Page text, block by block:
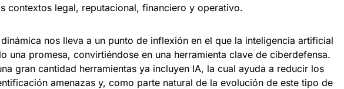
contextos legal, reputacional, financiero y operativo.
nos lleva a un punto de inflexión en el que la inteligencia artificial
una promesa, convirtiéndose en una herramienta clave de ciberdefensa.
gran cantidad herramientas ya incluyen IA, la cual ayuda a reducir los
amenazas y, como parte natural de la evolución de este tipo de